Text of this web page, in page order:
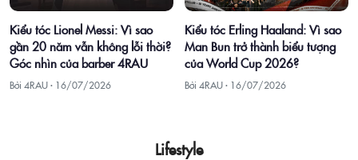
Kiểu tóc Lionel Messi: Vì sao
gần 20 năm vẫn không lỗi thời?
Góc nhìn của barber 4RAU
Bởi 4RAU · 16/07/2026
Kiểu tóc Erling Haaland: Vì sao
Man Bun trở thành biểu tượng
của World Cup 2026?
Bởi 4RAU · 16/07/2026
Lifestyle